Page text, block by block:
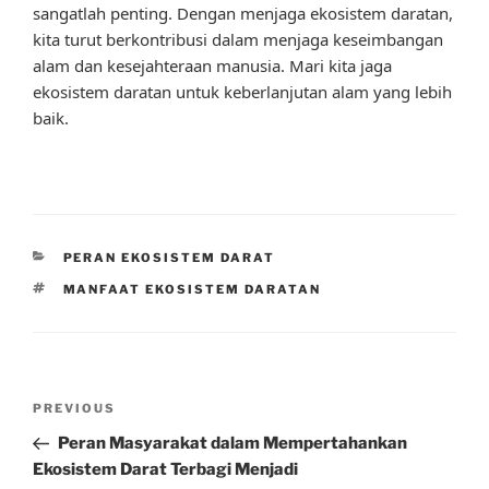
sangatlah penting. Dengan menjaga ekosistem daratan,
kita turut berkontribusi dalam menjaga keseimbangan
alam dan kesejahteraan manusia. Mari kita jaga
ekosistem daratan untuk keberlanjutan alam yang lebih
baik.
CATEGORIES
PERAN EKOSISTEM DARAT
TAGS
MANFAAT EKOSISTEM DARATAN
Previous
Post
PREVIOUS
Peran Masyarakat dalam Mempertahankan
Ekosistem Darat Terbagi Menjadi